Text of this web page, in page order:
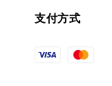
支付方式